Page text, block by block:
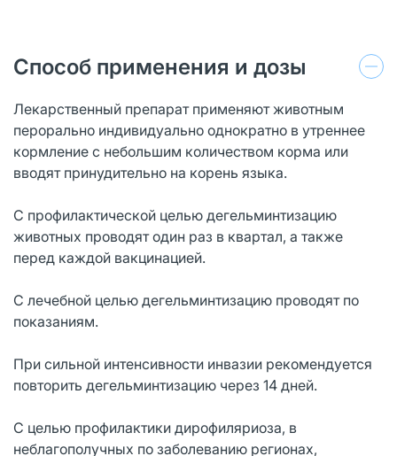
Способ применения и дозы
Лекарственный препарат применяют животным
перорально индивидуально однократно в утреннее
кормление с небольшим количеством корма или
вводят принудительно на корень языка.
С профилактической целью дегельминтизацию
животных проводят один раз в квартал, а также
перед каждой вакцинацией.
С лечебной целью дегельминтизацию проводят по
показаниям.
При сильной интенсивности инвазии рекомендуется
повторить дегельминтизацию через 14 дней.
С целью профилактики дирофиляриоза, в
неблагополучных по заболеванию регионах,